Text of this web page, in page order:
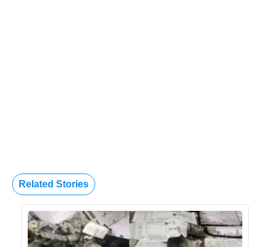
Related Stories